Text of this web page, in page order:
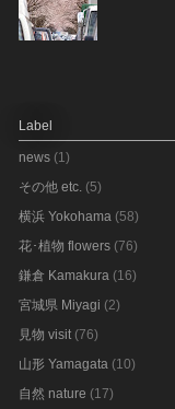
Label
news (1)
その他 etc. (5)
横浜 Yokohama (58)
花･植物 flowers (76)
鎌倉 Kamakura (16)
宮城県 Miyagi (2)
見物 visit (76)
山形 Yamagata (10)
自然 nature (17)